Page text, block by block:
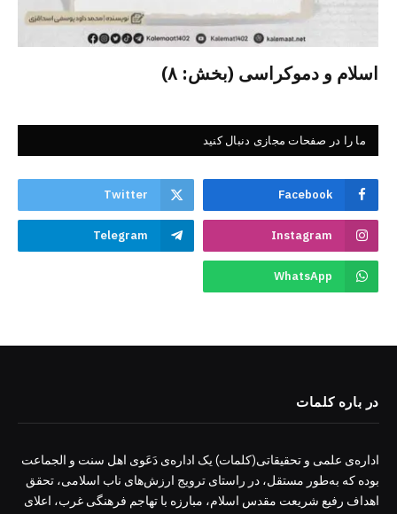
اسلام و دموکراسی (بخش: ۸)
ما را در صفحات مجازی دنبال کنید
Facebook
Twitter
Instagram
Telegram
WhatsApp
در باره کلمات
اداره‌ی علمی و تحقیقاتی(کلمات) یک اداره‌ی دَعَوی اهل سنت و الجماعت
بوده که به‌طور مستقل، در راستای ترویج ارزش‌های ناب اسلامی، تحقق
اهداف رفیع شریعت مقدس اسلام، مبارزه با تهاجم فرهنگی غرب، اعلای